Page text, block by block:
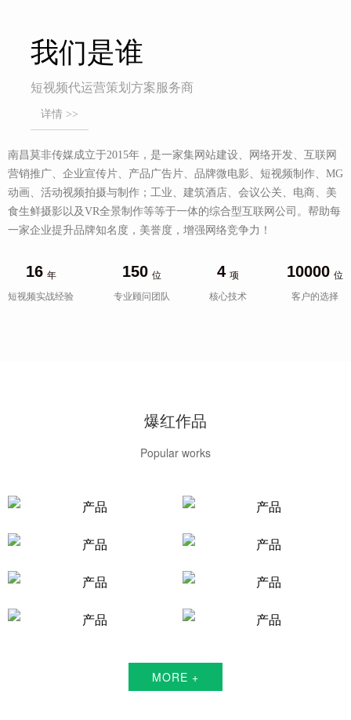
我们是谁
短视频代运营策划方案服务商
详情 >>
南昌莫非传媒成立于2015年，是一家集网站建设、网络开发、互联网
营销推广、企业宣传片、产品广告片、品牌微电影、短视频制作、MG
动画、活动视频拍摄与制作；工业、建筑酒店、会议公关、电商、美
食生鲜摄影以及VR全景制作等等于一体的综合型互联网公司。帮助每
一家企业提升品牌知名度，美誉度，增强网络竞争力！
16 年
短视频实战经验
150 位
专业顾问团队
4 项
核心技术
10000 位
客户的选择
爆红作品
Popular works
MORE +